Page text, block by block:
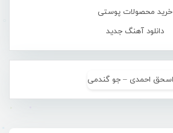
خرید محصولات پوستی
دانلود آهنگ جدید